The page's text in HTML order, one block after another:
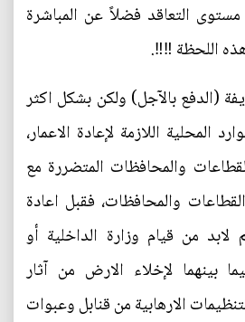
مستوى التعاقد فضلاً عن المباشرة
اللحظة ‼‼.
(الدفع بالآجل) ولكن بشكل اكثر
المحلية اللازمة لإعادة الاعمار،
والمحافظات المتضررة مع
والمحافظات، فقبل اعادة
لابد من قيام وزارة الداخلية أو
بينهما لإخلاء الارض من آثار
الارهابية من قنابل وعبوات